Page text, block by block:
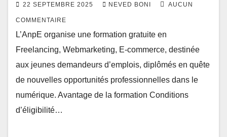
22 SEPTEMBRE 2025 NEVED BONI AUCUN
COMMENTAIRE
L’AnpE organise une formation gratuite en
Freelancing, Webmarketing, E-commerce, destinée
aux jeunes demandeurs d’emplois, diplômés en quête
de nouvelles opportunités professionnelles dans le
numérique. Avantage de la formation Conditions
d’éligibilité…